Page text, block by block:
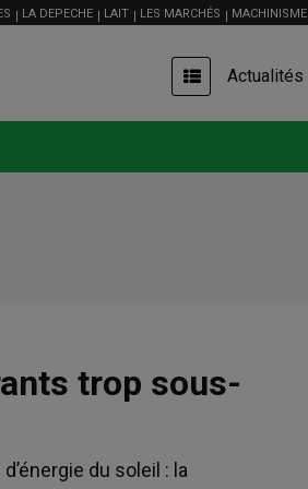
LA DEPECHE LAIT LES MARCHÉS MACHINISME
Actualités
trop sous-
du soleil : la